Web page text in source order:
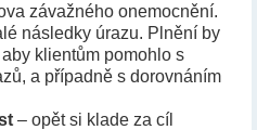
závažného onemocnění.
následky úrazu. Plnění by
klientům pomohlo s
a případně s dorovnáním
– opět si klade za cíl